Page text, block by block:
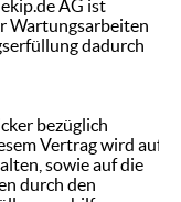
AG ist
Wartungsarbeiten
dadurch
bezüglich
Vertrag wird auf
sowie auf die
durch den